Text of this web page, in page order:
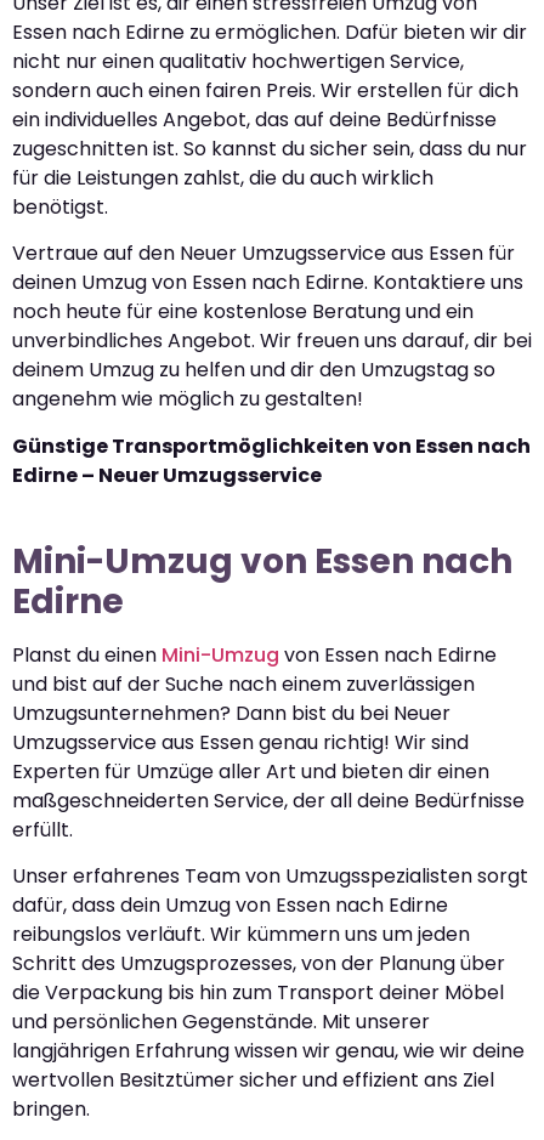
Essen nach Edirne zu ermöglichen. Dafür bieten wir dir
nicht nur einen qualitativ hochwertigen Service,
sondern auch einen fairen Preis. Wir erstellen für dich
ein individuelles Angebot, das auf deine Bedürfnisse
zugeschnitten ist. So kannst du sicher sein, dass du nur
für die Leistungen zahlst, die du auch wirklich
benötigst.
Vertraue auf den Neuer Umzugsservice aus Essen für
deinen Umzug von Essen nach Edirne. Kontaktiere uns
noch heute für eine kostenlose Beratung und ein
unverbindliches Angebot. Wir freuen uns darauf, dir bei
deinem Umzug zu helfen und dir den Umzugstag so
angenehm wie möglich zu gestalten!
Günstige Transportmöglichkeiten von Essen nach
Edirne – Neuer Umzugsservice
Mini-Umzug von Essen nach
Edirne
Planst du einen Mini-Umzug von Essen nach Edirne
und bist auf der Suche nach einem zuverlässigen
Umzugsunternehmen? Dann bist du bei Neuer
Umzugsservice aus Essen genau richtig! Wir sind
Experten für Umzüge aller Art und bieten dir einen
maßgeschneiderten Service, der all deine Bedürfnisse
erfüllt.
Unser erfahrenes Team von Umzugsspezialisten sorgt
dafür, dass dein Umzug von Essen nach Edirne
reibungslos verläuft. Wir kümmern uns um jeden
Schritt des Umzugsprozesses, von der Planung über
die Verpackung bis hin zum Transport deiner Möbel
und persönlichen Gegenstände. Mit unserer
langjährigen Erfahrung wissen wir genau, wie wir deine
wertvollen Besitztümer sicher und effizient ans Ziel
bringen.